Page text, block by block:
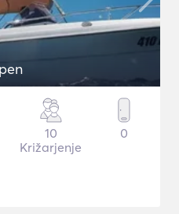
10
Križarjenje
0